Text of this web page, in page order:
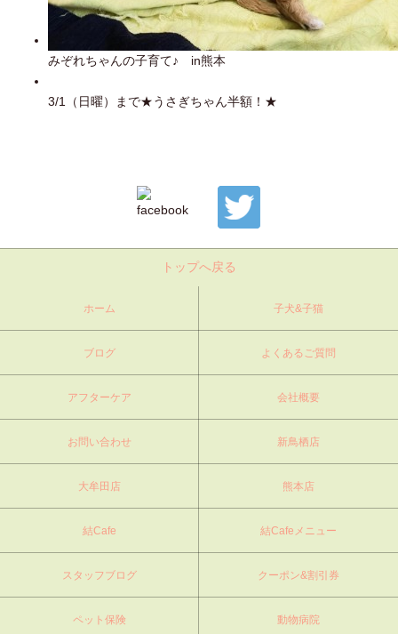
みぞれちゃんの子育て♪ in熊本
3/1（日曜）まで★うさぎちゃん半額！★
トップへ戻る
ホーム 子犬&子猫
ブログ よくあるご質問
アフターケア 会社概要
お問い合わせ 新鳥栖店
大牟田店 熊本店
結Cafe 結Cafeメニュー
スタッフブログ クーポン&割引券
ペット保険 動物病院